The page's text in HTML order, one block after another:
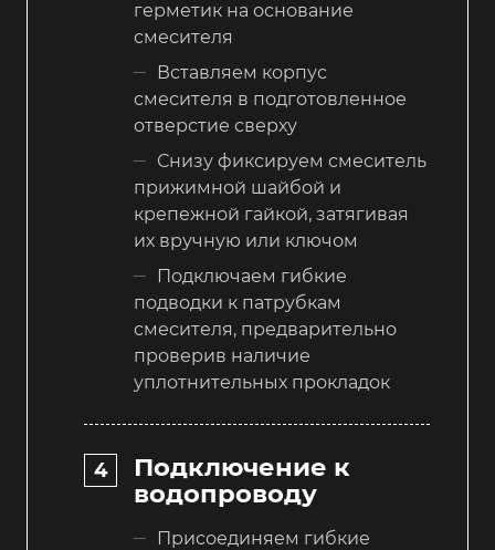
герметик на основание
смесителя
Вставляем корпус
смесителя в подготовленное
отверстие сверху
Снизу фиксируем смеситель
прижимной шайбой и
крепежной гайкой, затягивая
их вручную или ключом
Подключаем гибкие
подводки к патрубкам
смесителя, предварительно
проверив наличие
уплотнительных прокладок
Подключение к
водопроводу
Присоединяем гибкие